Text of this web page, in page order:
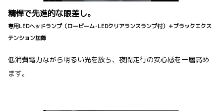
精悍で先進的な眼差し。
専用LEDヘッドランプ（ロービーム･LEDクリアランスランプ付）＋ブラックエクス
テンション加飾
低消費電力ながら明るい光を放ち、夜間走行の安心感を一層高め
ます。